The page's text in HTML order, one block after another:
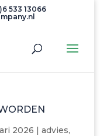
533 13066
2026 | advies,